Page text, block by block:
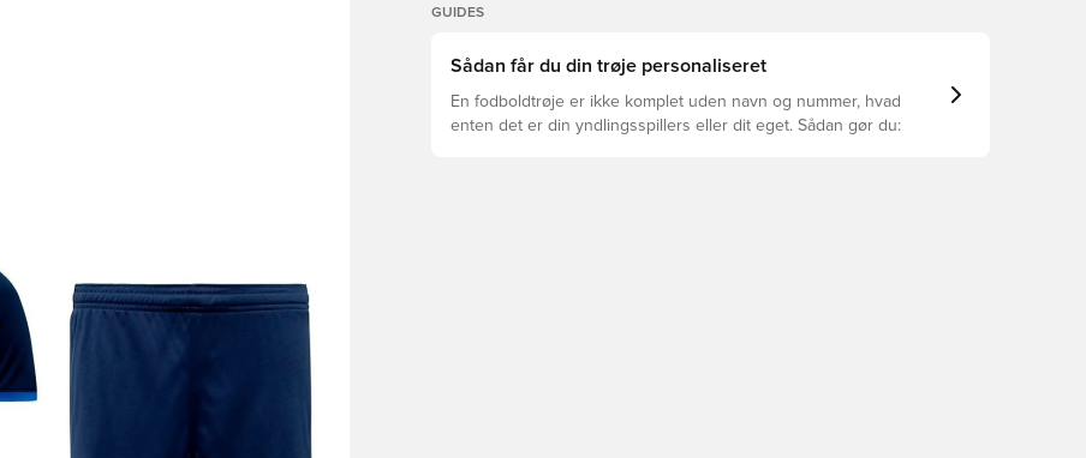
GUIDES
Sådan får du din trøje personaliseret
En fodboldtrøje er ikke komplet uden navn og nummer, hvad
enten det er din yndlingsspillers eller dit eget. Sådan gør du: